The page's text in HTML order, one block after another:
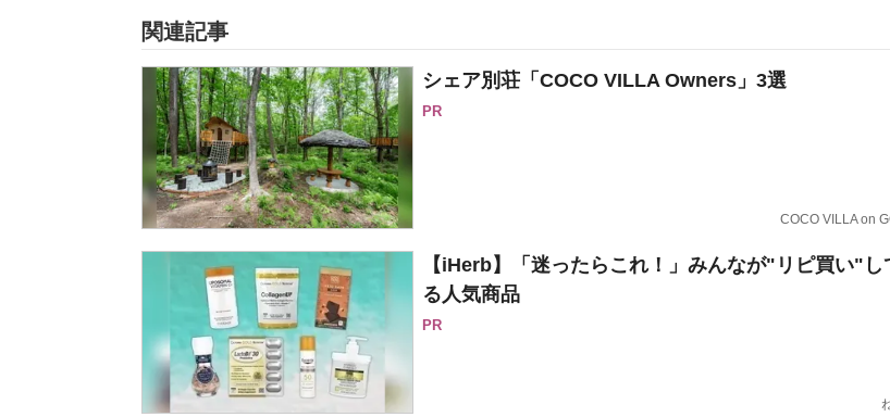
関連記事
シェア別荘「COCO VILLA Owners」3選
PR
COCO VILLA on
【iHerb】「迷ったらこれ！」みんなが"リピ買い"し
る人気商品
PR